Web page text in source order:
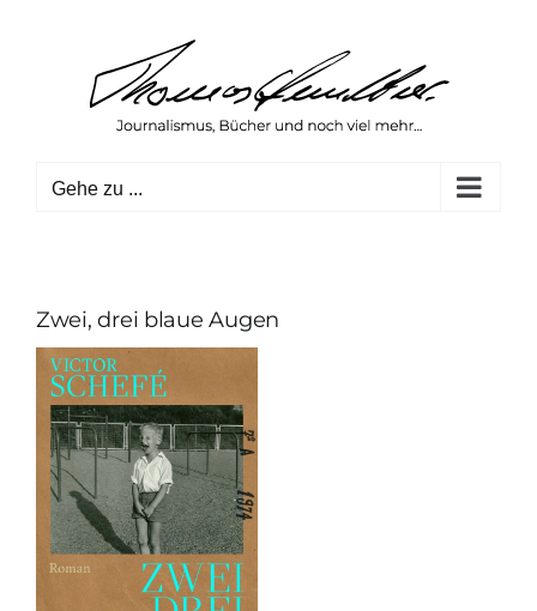
springen
Gehe zu ...
Zwei, drei blaue Augen